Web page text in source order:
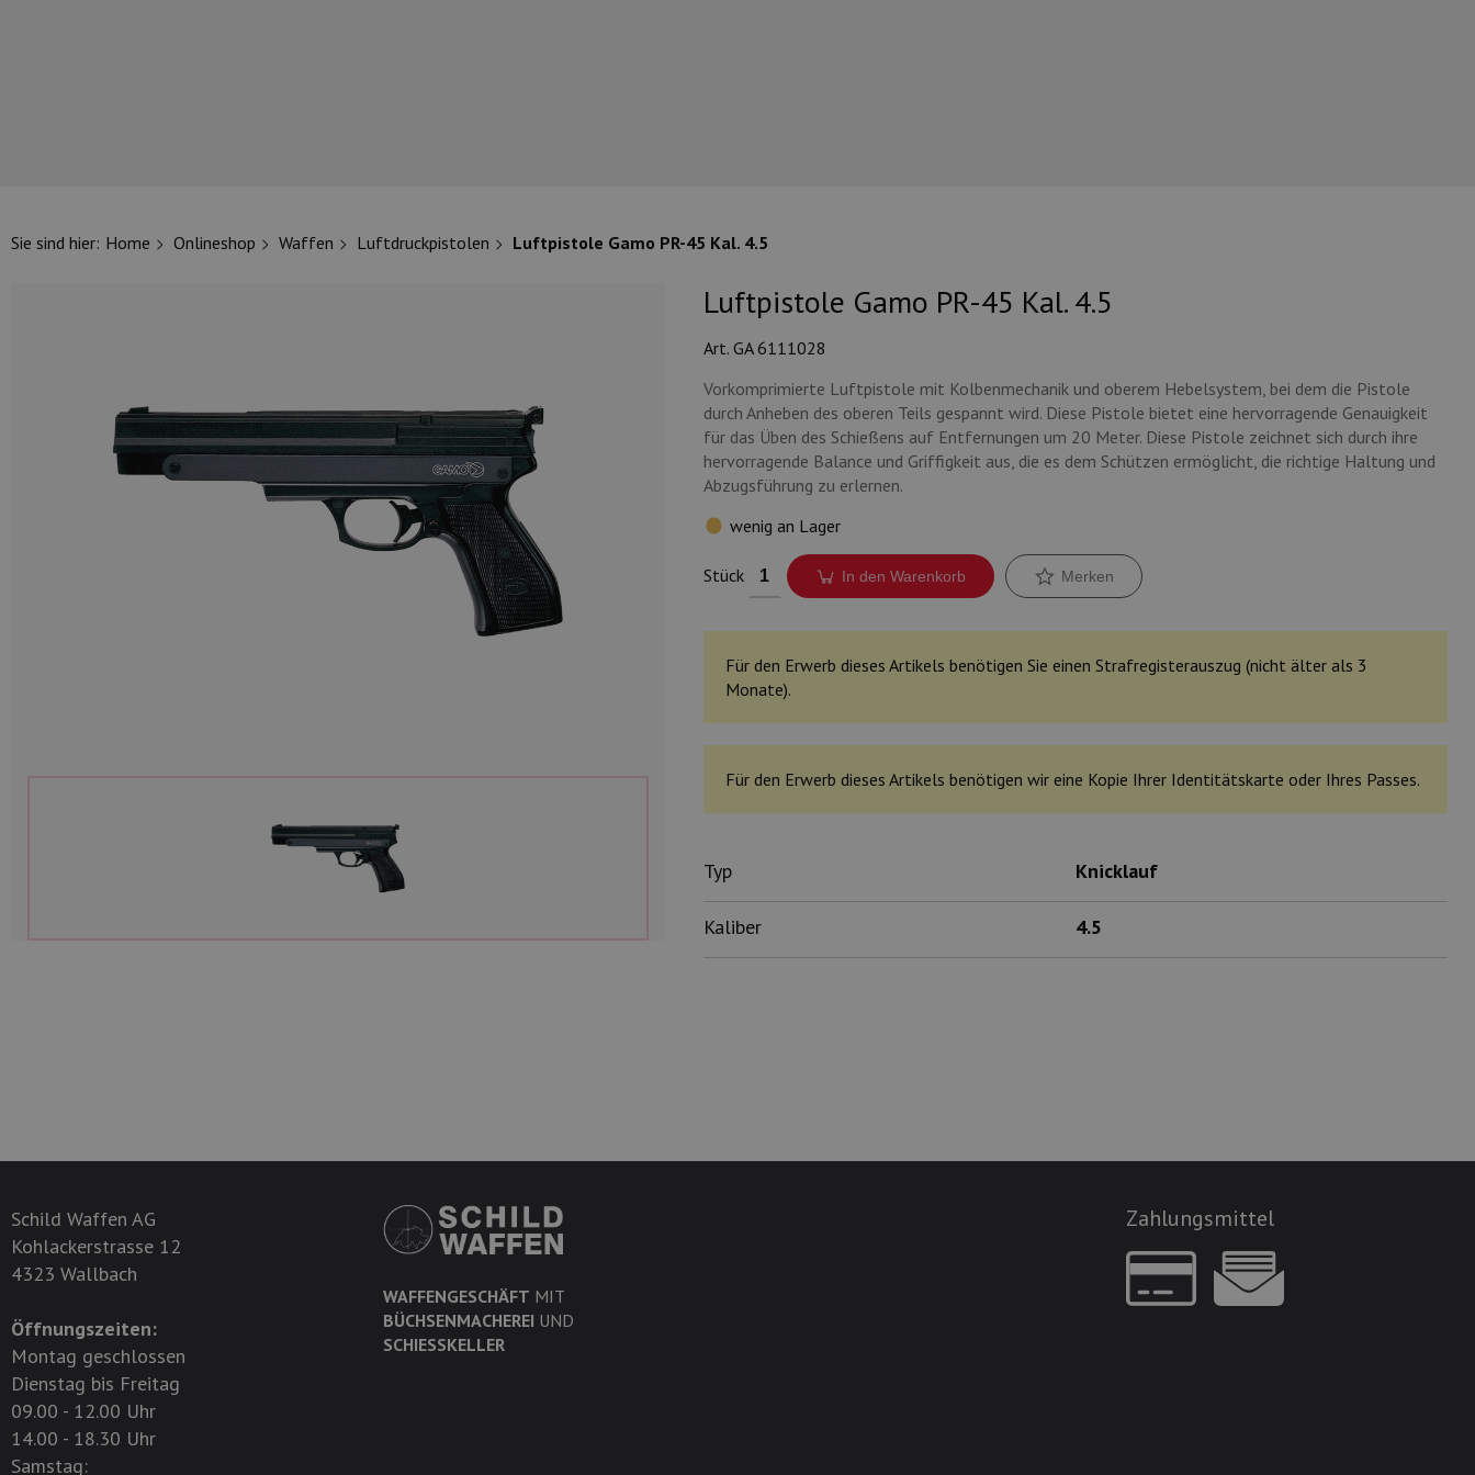
Sie sind hier: Home Onlineshop Waffen Luftdruckpistolen Luftpistole Gamo PR-45 Kal. 4.5
Luftpistole Gamo PR-45 Kal. 4.5
Art. GA 6111028
Vorkomprimierte Luftpistole mit Kolbenmechanik und oberem Hebelsystem, bei dem die Pistole
durch Anheben des oberen Teils gespannt wird. Diese Pistole bietet eine hervorragende Genauigkeit
für das Üben des Schießens auf Entfernungen um 20 Meter. Diese Pistole zeichnet sich durch ihre
hervorragende Balance und Griffigkeit aus, die es dem Schützen ermöglicht, die richtige Haltung und
Abzugsführung zu erlernen.
wenig an Lager
Stück In den Warenkorb Merken
Für den Erwerb dieses Artikels benötigen Sie einen Strafregisterauszug (nicht älter als 3
Monate).
Für den Erwerb dieses Artikels benötigen wir eine Kopie Ihrer Identitätskarte oder Ihres Passes.
Typ Knicklauf
Kaliber 4.5
Schild Waffen AG
Kohlackerstrasse 12
4323 Wallbach
Öffnungszeiten:
Montag geschlossen
Dienstag bis Freitag
09.00 - 12.00 Uhr
14.00 - 18.30 Uhr
Samstag:
WAFFENGESCHÄFT MIT
BÜCHSENMACHEREI UND
SCHIESSKELLER
Zahlungsmittel
UNSERE TOP-KATEGORIEN